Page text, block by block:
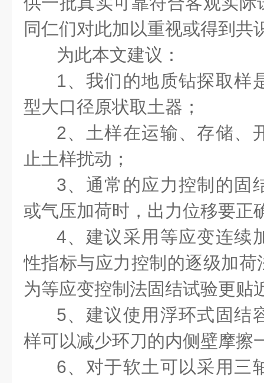
同仁们对此加以重视或得到共
为此本文建议：
1、我们的地质钻探取样
型大口径原状取土器；
2、土样在运输、存储、
止土样扰动；
3、通常的应力控制的固
或气压加荷时，出力位移要正
4、建议采用等应变连续
性指标与应力控制的逐级加
为等应变控制法固结试验更贴
5、建议使用浮环式固结
样可以减少环刀的内侧壁摩擦
6、对于软土可以采用三